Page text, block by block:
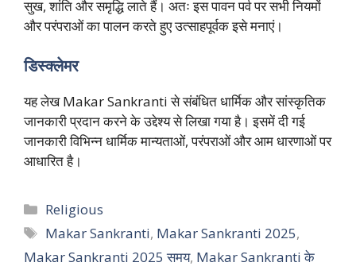
सुख, शांति और समृद्धि लाते हैं। अतः इस पावन पर्व पर सभी नियमों
और परंपराओं का पालन करते हुए उत्साहपूर्वक इसे मनाएं।
डिस्क्लेमर
यह लेख Makar Sankranti से संबंधित धार्मिक और सांस्कृतिक
जानकारी प्रदान करने के उद्देश्य से लिखा गया है। इसमें दी गई
जानकारी विभिन्न धार्मिक मान्यताओं, परंपराओं और आम धारणाओं पर
आधारित है।
Categories
Religious
Tags
Makar Sankranti, Makar Sankranti 2025,
Makar Sankranti 2025 समय, Makar Sankranti के